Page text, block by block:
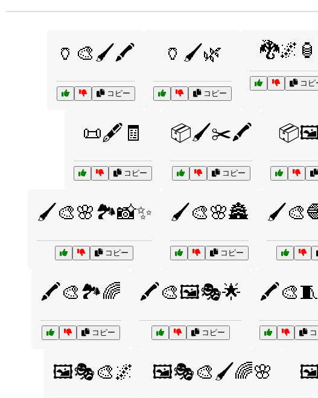
🏺🎨🖌️🖍️
コピー
🏺🖌️🌿
コピー
🐉🌌🏮
コピ
📜🖋️🧾
コピー
📦🖌️✂️🖍️
コピー
🖌️🎨🌸🏞️📸✨
コピー
🖌️🎨🌸🏯
コピー
🖍️🎨🏞️🌈
コピー
🖍️🎨🖼️🎭🌟
コピー コ
🖼️🎭🎨🌌 🖼️🎭🎨🖌️🌈🌸